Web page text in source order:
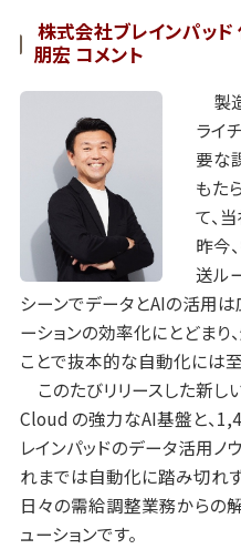
株式会社ブレインパッ
朋宏 コメント
製
ライ
要な
もた
て、
昨今
送ル
シーンでデータとAIの活用は
ーションの効率化にとどま
ことで抜本的な自動化には
このたびリリースした新し
Cloud の強力なAI基盤と、
レインパッドのデータ活用ノ
れまでは自動化に踏み切れ
日々の需給調整業務からの
ューションです。